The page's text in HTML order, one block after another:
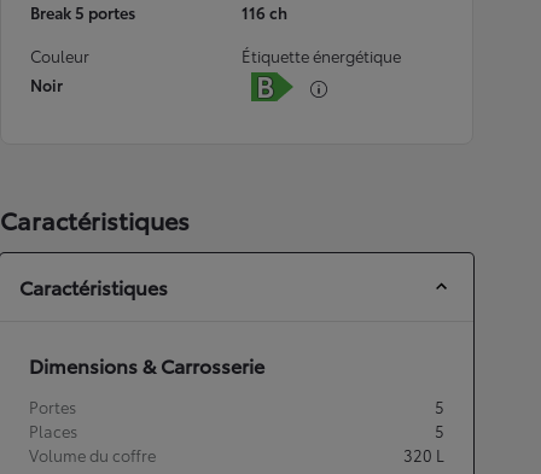
Break 5 portes
116 ch
Couleur
Noir
Étiquette énergétique
Caractéristiques
Caractéristiques
Dimensions & Carrosserie
Portes
5
Places
5
Volume du coffre
320 L